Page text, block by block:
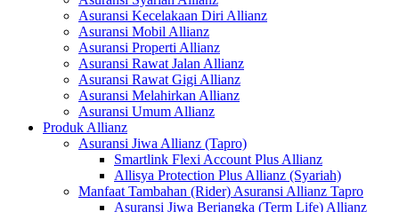
Asuransi Kecelakaan Diri Allianz
Asuransi Mobil Allianz
Asuransi Properti Allianz
Asuransi Rawat Jalan Allianz
Asuransi Rawat Gigi Allianz
Asuransi Melahirkan Allianz
Asuransi Umum Allianz
Produk Allianz
Asuransi Jiwa Allianz (Tapro)
Smartlink Flexi Account Plus Allianz
Allisya Protection Plus Allianz (Syariah)
Manfaat Tambahan (Rider) Asuransi Allianz Tapro
Asuransi Jiwa Berjangka (Term Life) Allianz